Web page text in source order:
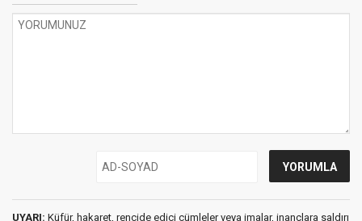
UYARI: Küfür, hakaret, rencide edici cümleler veya imalar, inançlara saldırı